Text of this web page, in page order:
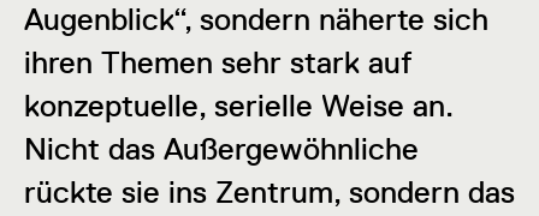
Augenblick“, sondern näherte sich
ihren Themen sehr stark auf
konzeptuelle, serielle Weise an.
Nicht das Außergewöhnliche
rückte sie ins Zentrum, sondern das